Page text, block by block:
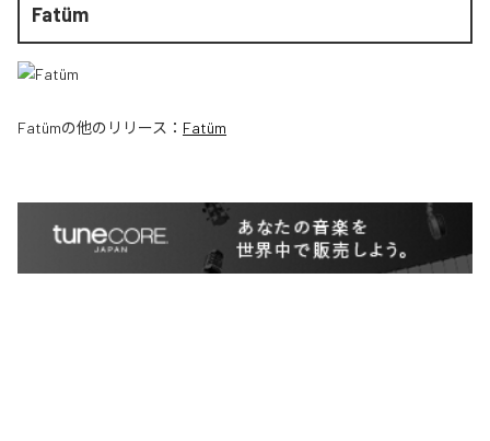
Fatüm
Fatümの他のリリース： Fatüm